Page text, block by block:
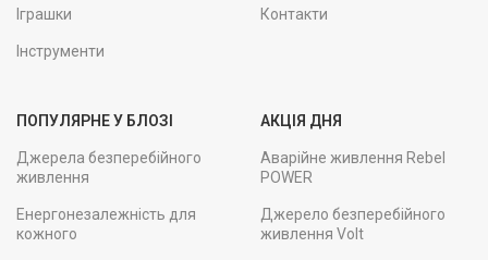
Іграшки
Інструменти
Контакти
ПОПУЛЯРНЕ У БЛОЗІ
Джерела безперебійного
живлення
Енергонезалежність для
кожного
АКЦІЯ ДНЯ
Аварійне живлення Rebel
POWER
Джерело безперебійного
живлення Volt